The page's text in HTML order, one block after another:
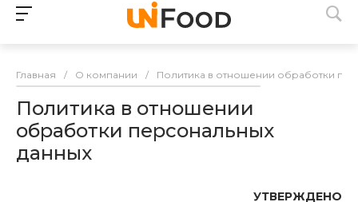
Главная / О компании / Политика в отношении обработки
Политика в отношении
обработки персональных
данных
УТВЕРЖДЕНО